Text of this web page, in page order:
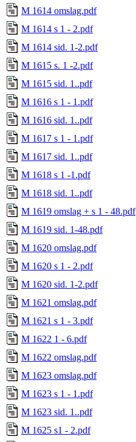
M 1614 omslag.pdf
M 1614 s 1 - 2.pdf
M 1614 sid. 1-2.pdf
M 1615 s. 1 -2.pdf
M 1615 sid. 1..pdf
M 1616 s 1 - 1.pdf
M 1616 sid. 1..pdf
M 1617 s 1 - 1.pdf
M 1617 sid. 1..pdf
M 1618 s 1 -1.pdf
M 1618 sid. 1..pdf
M 1619 omslag + s 1 - 48.pdf
M 1619 sid. 1-48.pdf
M 1620 omslag.pdf
M 1620 s 1 - 2.pdf
M 1620 sid. 1-2.pdf
M 1621 omslag.pdf
M 1621 s 1 - 3.pdf
M 1622 1 - 6.pdf
M 1622 omslag.pdf
M 1623 omslag.pdf
M 1623 s 1 - 1.pdf
M 1623 sid. 1..pdf
M 1625 s1 - 2.pdf